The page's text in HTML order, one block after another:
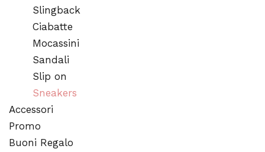
Slingback
Ciabatte
Mocassini
Sandali
Slip on
Sneakers
Accessori
Promo
Buoni Regalo